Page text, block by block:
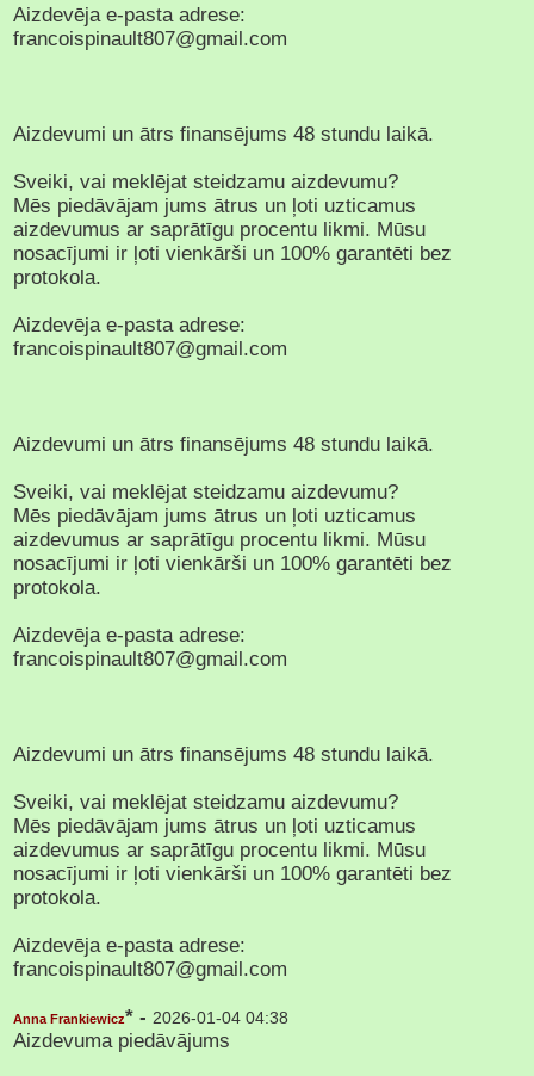
Aizdevēja e-pasta adrese:
francoispinault807@gmail.com
Aizdevumi un ātrs finansējums 48 stundu laikā.
Sveiki, vai meklējat steidzamu aizdevumu?
Mēs piedāvājam jums ātrus un ļoti uzticamus
aizdevumus ar saprātīgu procentu likmi. Mūsu
nosacījumi ir ļoti vienkārši un 100% garantēti bez
protokola.
Aizdevēja e-pasta adrese:
francoispinault807@gmail.com
Aizdevumi un ātrs finansējums 48 stundu laikā.
Sveiki, vai meklējat steidzamu aizdevumu?
Mēs piedāvājam jums ātrus un ļoti uzticamus
aizdevumus ar saprātīgu procentu likmi. Mūsu
nosacījumi ir ļoti vienkārši un 100% garantēti bez
protokola.
Aizdevēja e-pasta adrese:
francoispinault807@gmail.com
Aizdevumi un ātrs finansējums 48 stundu laikā.
Sveiki, vai meklējat steidzamu aizdevumu?
Mēs piedāvājam jums ātrus un ļoti uzticamus
aizdevumus ar saprātīgu procentu likmi. Mūsu
nosacījumi ir ļoti vienkārši un 100% garantēti bez
protokola.
Aizdevēja e-pasta adrese:
francoispinault807@gmail.com
Anna Frankiewicz* - 2026-01-04 04:38
Aizdevuma piedāvājums